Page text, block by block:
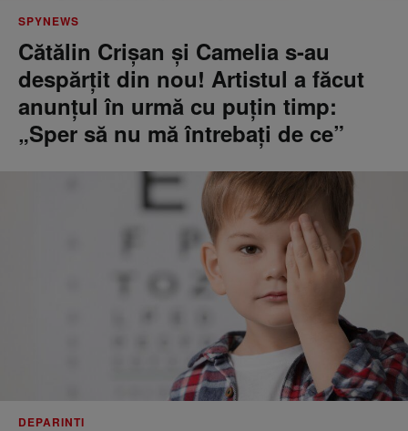
SPYNEWS
Cătălin Crișan și Camelia s-au
despărțit din nou! Artistul a făcut
anunțul în urmă cu puțin timp:
„Sper să nu mă întrebați de ce”
DEPARINTI